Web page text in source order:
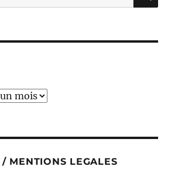
MENTIONS LEGALES